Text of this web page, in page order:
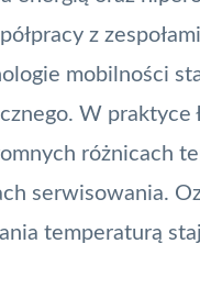
z
mobilności
W praktyce
różnicach
serwisowania.
temperaturą